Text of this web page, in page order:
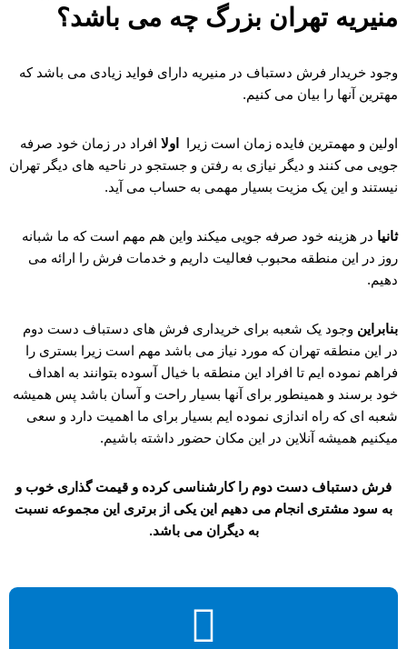
منیریه تهران بزرگ چه می باشد؟
وجود خریدار فرش دستباف در منیریه دارای فواید زیادی می باشد که
مهترین آنها را بیان می کنیم.
اولین و مهمترین فایده زمان است زیرا اولا افراد در زمان خود صرفه
جویی می کنند و دیگر نیازی به رفتن و جستجو در ناحیه های دیگر تهران
نیستند و این یک مزیت بسیار مهمی به حساب می آید.
ثانیا در هزینه خود صرفه جویی میکند واین هم مهم است که ما شبانه
روز در این منطقه محبوب فعالیت داریم و خدمات فرش را ارائه می
دهیم.
بنابراین وجود یک شعبه برای خریداری فرش های دستباف دست دوم
در این منطقه تهران که مورد نیاز می باشد مهم است زیرا بستری را
فراهم نموده ایم تا افراد این منطقه با خیال آسوده بتوانند به اهداف
خود برسند و همینطور برای آنها بسیار راحت و آسان باشد پس همیشه
شعبه ای که راه اندازی نموده ایم بسیار برای ما اهمیت دارد و سعی
میکنیم همیشه آنلاین در این مکان حضور داشته باشیم.
فرش دستباف دست دوم را کارشناسی کرده و قیمت گذاری خوب و
به سود مشتری انجام می دهیم این یکی از برتری این مجموعه نسبت
به دیگران می باشد.